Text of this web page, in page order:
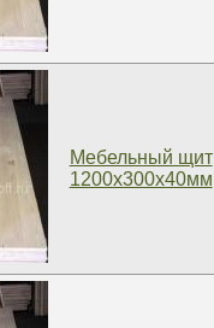
Мебельный щит
1200x300x40мм